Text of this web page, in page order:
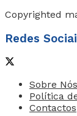
Copyrighted
Redes
Sobre Nós
Política
Contactos